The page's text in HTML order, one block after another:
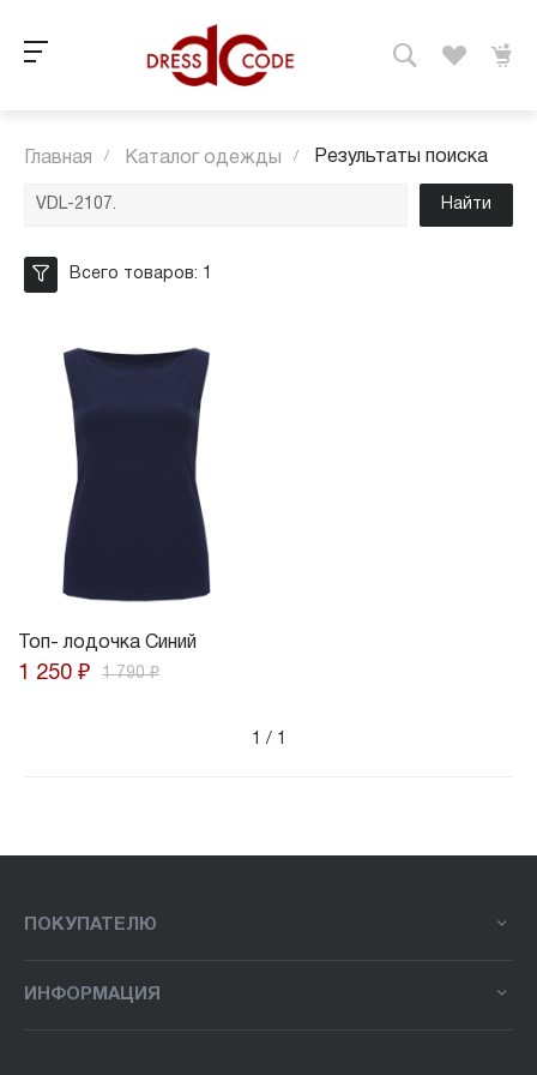
Главная / Каталог одежды / Результаты поиска
Найти
Всего товаров: 1
Топ- лодочка Синий
1 790 ₽
1 250 ₽
1 / 1
ПОКУПАТЕЛЮ
ИНФОРМАЦИЯ